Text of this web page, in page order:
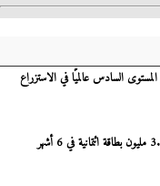
السادس عالميًا في الاستزراع